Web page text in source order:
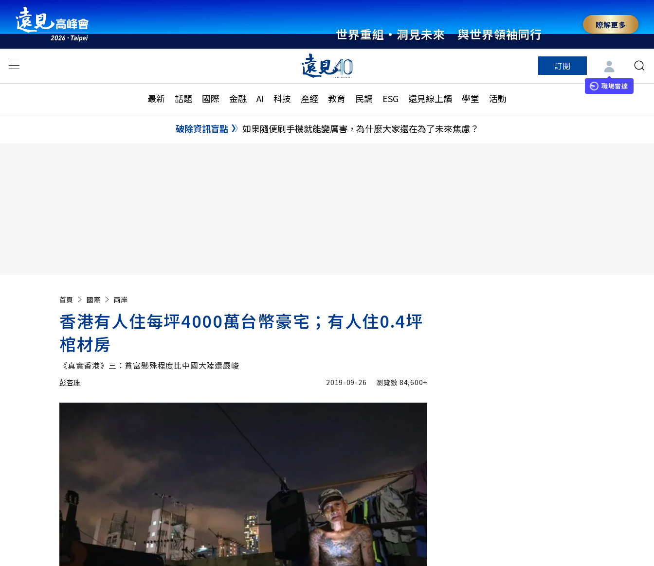
世界重組・洞見未來 與世界領袖同行
瞭解更多
訂閱
職場雷達
最新 話題 國際 金融 AI 科技 產經 教育 民調 ESG 遠見線上讀 學堂 活動
活動
話題
國際
特輯
大學升學、職涯攻略
縣市施政調查全解析
更多訂閱方案
特色頻道
破除資訊盲點 如果隨便刷手機就能變厲害，為什麼大家還在為了未來焦慮？
首頁 國際 兩岸
香港有人住每坪4000萬台幣豪宅；有人住0.4坪
棺材房
《真實香港》三：貧富懸殊程度比中國大陸還嚴峻
彭杏珠 2019-09-26 瀏覽數84,600+